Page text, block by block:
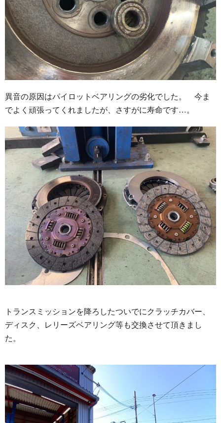
異音の原因はパイロットベアリングの劣化でした。 今ま
でよく頑張ってくれましたが、さすがに寿命です…。
トランスミッションを降ろしたついでにクラッチカバー、
ディスク、レリーズベアリング等も交換させて頂きまし
た。